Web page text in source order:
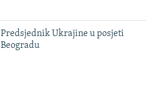
Predsjednik Ukrajine u posjeti
Beogradu